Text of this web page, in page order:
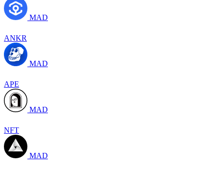
MAD
ANKR
MAD
APE
MAD
NFT
MAD